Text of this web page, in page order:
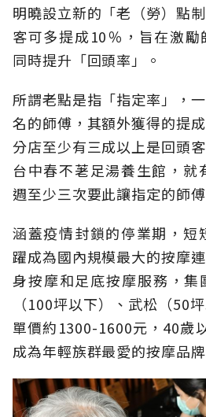
明曉設立新的「老（勞）點
客可多提成10％，旨在激勵
同時提升「回頭率」。
所謂老點是指「指定率」，
名的師傅，其額外獲得的提
分店至少有三成以上是回頭
台中春不荖足湯養生館，就
週至少三次要此讓指定的師傅
涵蓋疫情封鎖的停業期，短
躍成為國內規模最大的按摩
身按摩和足底按摩服務，集
（100坪以下）、武松（50
單價約1300-1600元，40歲
成為年輕族群最愛的按摩品牌